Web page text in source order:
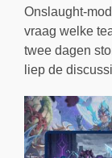
Onslaught-
vraag welke
twee dagen
liep de